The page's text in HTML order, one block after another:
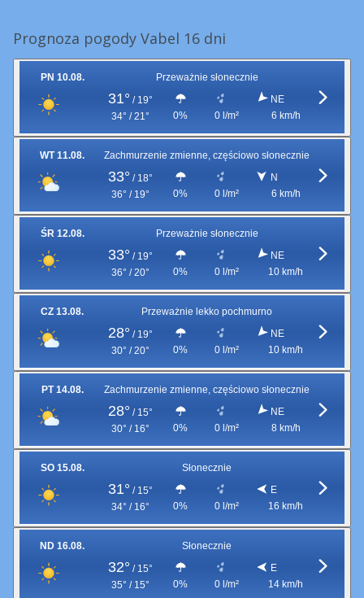
Prognoza pogody Vabel 16 dni
PN 10.08. Przeważnie słonecznie
31° / 19°
34° / 21°
0% 0 l/m²
NE
6 km/h
WT 11.08. Zachmurzenie zmienne, częściowo słonecznie
33° / 18°
36° / 19°
0% 0 l/m²
N
6 km/h
ŚR 12.08. Przeważnie słonecznie
33° / 19°
36° / 20°
0% 0 l/m²
NE
10 km/h
CZ 13.08. Przeważnie lekko pochmurno
28° / 19°
30° / 20°
0% 0 l/m²
NE
10 km/h
PT 14.08. Zachmurzenie zmienne, częściowo słonecznie
28° / 15°
30° / 16°
0% 0 l/m²
NE
8 km/h
SO 15.08. Słonecznie
31° / 15°
34° / 16°
0% 0 l/m²
E
16 km/h
ND 16.08. Słonecznie
32° / 15°
35° / 15°
0% 0 l/m²
E
14 km/h